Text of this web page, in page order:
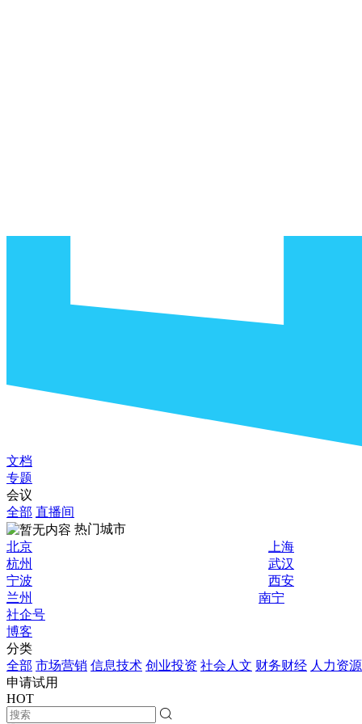
文档
专题
会议
全部 直播间
热门城市
北京
上海
杭州
武汉
宁波
西安
兰州
南宁
社企号
博客
分类
全部 市场营销 信息技术 创业投资 社会人文 财务财经 人力资源
申请试用
HOT